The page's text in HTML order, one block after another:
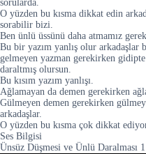
sorularda.
O yüzden bu kısma dikkat edin
sorabilir bizi.
Ben ünlü üssünü daha atmamız
Bu bir yazım yanlış olur arkadaşlar
gelmeyen yazman gerekirken
daraltmış olursun.
Bu kısım yazım yanlışı.
Ağlamayan da demen gerekirken
Gülmeyen demen gerekirken
arkadaşlar.
O yüzden bu kısma çok dikkat
Ses Bilgisi
Ünsüz Düşmesi ve Ünlü Daralması 1